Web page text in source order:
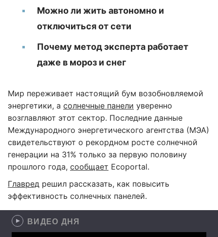
Можно ли жить автономно и
отключиться от сети
Почему метод эксперта работает
даже в мороз и снег
Мир переживает настоящий бум возобновляемой
энергетики, а солнечные панели уверенно
возглавляют этот сектор. Последние данные
Международного энергетического агентства (МЭА)
свидетельствуют о рекордном росте солнечной
генерации на 31% только за первую половину
прошлого года, сообщает Ecoportal.
Главред решил рассказать, как повысить
эффективность солнечных панелей.
ВИДЕО ДНЯ